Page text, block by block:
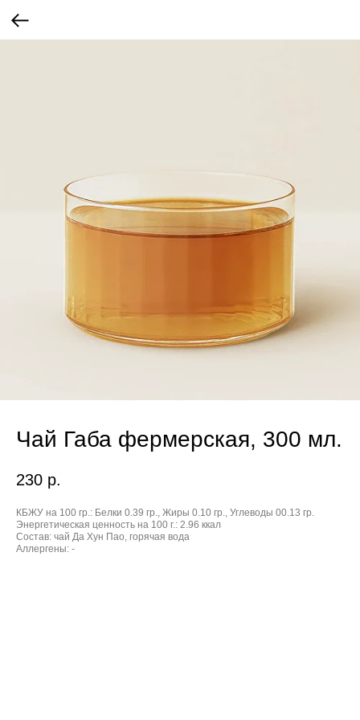
Чай Габа фермерская, 300 мл.
230 р.
КБЖУ на 100 гр.: Белки 0.39 гр., Жиры 0.10 гр., Углеводы 00.13 гр.
Энергетическая ценность на 100 г.: 2.96 ккал
Состав: чай Да Хун Пао, горячая вода
Аллергены: -